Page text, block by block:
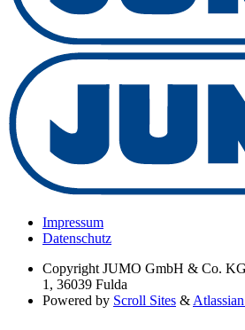
Impressum
Datenschutz
Copyright JUMO GmbH & Co.
1, 36039 Fulda
Powered by Scroll Sites &